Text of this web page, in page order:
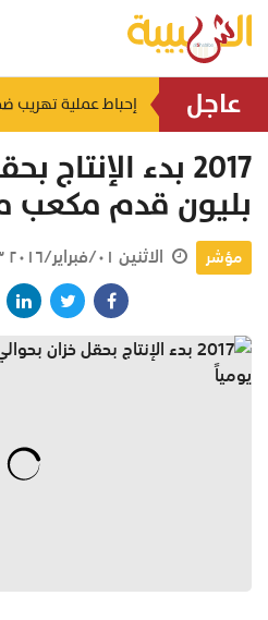
عاجل
2017 بدء
بليون قدم مكعب
مؤشر الاثنين ٠١/فبراير/٢٠١٦ ١٩:٣٣ م